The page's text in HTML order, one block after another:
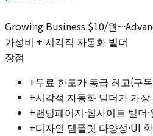
Growing Business $10/월
가성비 + 시각적 자동화 빌더
장점
+무료 한도가 동급 최고(구
+시각적 자동화 빌더가 가장
+랜딩페이지·웹사이트 빌더
+디자인 템플릿 다양성·UI